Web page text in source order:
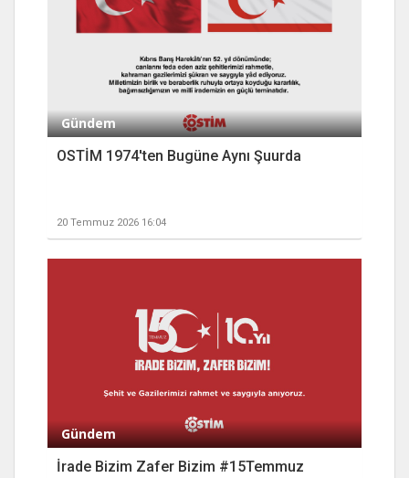
Gündem
OSTİM 1974'ten Bugüne Aynı Şuurda
20 Temmuz 2026 16:04
Gündem
İrade Bizim Zafer Bizim #15Temmuz